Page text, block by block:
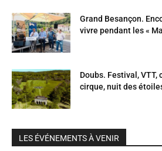
Grand Besançon.
vivre pendant les «
Doubs. Festival, VTT,
cirque, nuit des
LES ÉVÉNEMENTS À VENIR